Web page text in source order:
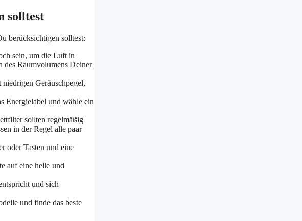
solltest
berücksichtigen solltest:
sein, um die Luft in
des Raumvolumens Deiner
Geräuschpegel,
Energielabel und wähle ein
sollten regelmäßig
in der Regel alle paar
oder Tasten und eine
auf eine helle und
und sich
und finde das beste